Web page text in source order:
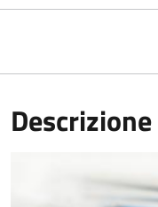
Descrizione